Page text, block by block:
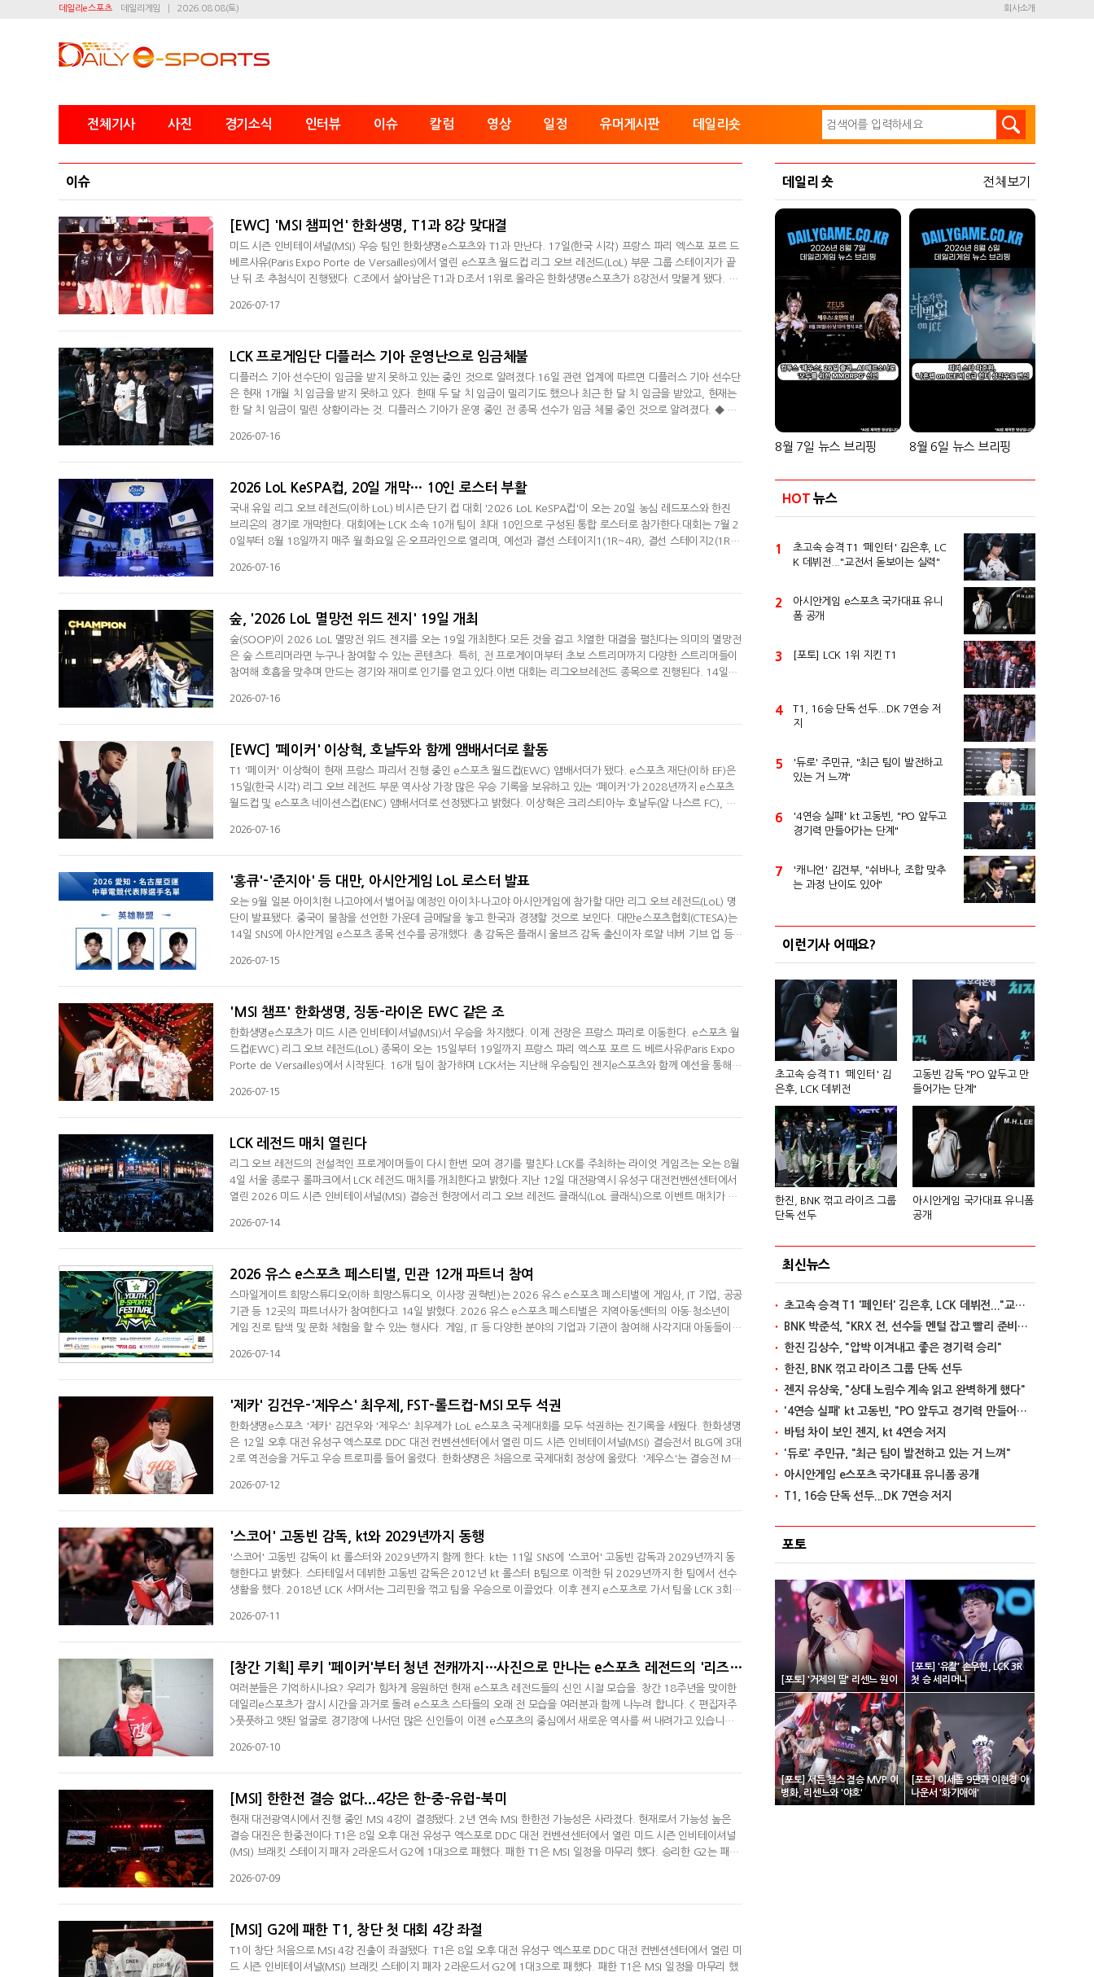
데일리e스포츠 데일리게임 2026.08.08(토) 회사소개
전체기사 사진 경기소식 인터뷰 이슈 칼럼 영상 일정 유머게시판 데일리숏
이슈
[EWC] 'MSI 챔피언' 한화생명, T1과 8강 맞대결
미드 시즌 인비테이셔널(MSI) 우승 팀인 한화생명e스포츠와 T1과 만난다. 17일(한국 시각) 프랑스 파리 엑스포 포르 드
베르사유(Paris Expo Porte de Versailles)에서 열린 e스포츠 월드컵 리그 오브 레전드(LoL) 부문 그룹 스테이지가 끝
난 뒤 조 추첨식이 진행됐다. C조에서 살아남은 T1과 D조서 1위로 올라온 한화생명e스포츠가 8강전서 맞붙게 됐다. 한
평가받는다. 최근 열린 로드 투 MSI서도 T1에 3대1로 승리했다. 젠지e스포츠는 8강전서 징동 게이밍을 상대한다. 디플
2026-07-17
LCK 프로게임단 디플러스 기아 운영난으로 임금체불
디플러스 기아 선수단이 임금을 받지 못하고 있는 중인 것으로 알려졌다.16일 관련 업계에 따르면 디플러스 기아 선수단
은 현재 1개월 치 임금을 받지 못하고 있다. 한때 두 달 치 임금이 밀리기도 했으나 최근 한 달 치 임금을 받았고, 현재는
한 달 치 임금이 밀린 상황이라는 것. 디플러스 기아가 운영 중인 전 종목 선수가 임금 체불 중인 것으로 알려졌다. ◆ 폭
번 임금체불 사태에 큰 영향을 미친 것으로 보인다. 디플러스 기아 LoL 팀의 경우 '쇼메이커' 허수를 제외한 나머지 4자
2026-07-16
2026 LoL KeSPA컵, 20일 개막… 10인 로스터 부활
국내 유일 리그 오브 레전드(이하 LoL) 비시즌 단기 컵 대회 '2026 LoL KeSPA컵'이 오는 20일 농심 레드포스와 한진
브리온의 경기로 개막한다. 대회에는 LCK 소속 10개 팀이 최대 10인으로 구성된 통합 로스터로 참가한다.대회는 7월 2
0일부터 8월 18일까지 매주 월·화요일 온·오프라인으로 열리며, 예선과 결선 스테이지1(1R~4R), 결선 스테이지2(1R~
선사할 예정이다.조별 예선은 7월 20일부터 27일까지 3일간 온라인으로 진행되며, 각 팀은 다른 그룹에 속한 5개 팀과
2026-07-16
숲, '2026 LoL 멸망전 위드 젠지' 19일 개최
숲(SOOP)이 2026 LoL 멸망전 위드 젠지를 오는 19일 개최한다.모든 것을 걸고 치열한 대결을 펼친다는 의미의 멸망전
은 숲 스트리머라면 누구나 참여할 수 있는 콘텐츠다. 특히, 전 프로게이머부터 초보 스트리머까지 다양한 스트리머들이
참여해 호흡을 맞추며 만드는 경기와 재미로 인기를 얻고 있다.이번 대회는 리그오브레전드 종목으로 진행된다. 14일부
부터 온라인으로 진행되며, 결승전은 8월 1일 일산 킨텍스에서 열리는 하우스 오브 젠지 무대에서 펼쳐진다. 모든 경기
2026-07-16
[EWC] '페이커' 이상혁, 호날두와 함께 앰배서더로 활동
T1 '페이커' 이상혁이 현재 프랑스 파리서 진행 중인 e스포츠 월드컵(EWC) 앰배서더가 됐다. e스포츠 재단(이하 EF)은
15일(한국 시각) 리그 오브 레전드 부문 역사상 가장 많은 우승 기록을 보유하고 있는 '페이커'가 2028년까지 e스포츠
월드컵 및 e스포츠 네이션스컵(ENC) 앰배서더로 선정됐다고 밝혔다. 이상혁은 크리스티아누 호날두(알 나스르 FC), 체
징으로 자리매김했다. 그의 업적은 리그 오브 레전드서 시작됐다"면서 "그의 영향력은 단일 타이틀을 넘어서 확장됐다. e
2026-07-16
'홍큐'-'준지아' 등 대만, 아시안게임 LoL 로스터 발표
오는 9월 일본 아이치현 나고야에서 벌어질 예정인 아이치-나고야 아시안게임에 참가할 대만 리그 오브 레전드(LoL) 명
단이 발표됐다. 중국이 불참을 선언한 가운데 금메달을 놓고 한국과 경쟁할 것으로 보인다. 대만e스포츠협회(CTESA)는
14일 SNS에 아시안게임 e스포츠 종목 선수를 공개했다. 총 감독은 플래시 울브즈 감독 출신이자 로얄 네버 기브 업 등에
'워호스' 천루즈가 지휘봉을 잡는다. LCP에서 활동 중인 선수로 로스터를 구성했다. 탑 라이너는 그라운드 제로 '1Jiang'
2026-07-15
'MSI 챔프' 한화생명, 징동-라이온 EWC 같은 조
한화생명e스포츠가 미드 시즌 인비테이셔널(MSI)서 우승을 차지했다. 이제 전장은 프랑스 파리로 이동한다. e스포츠 월
드컵(EWC) 리그 오브 레전드(LoL) 종목이 오는 15일부터 19일까지 프랑스 파리 엑스포 포르 드 베르사유(Paris Expo
Porte de Versailles)에서 시작된다. 16개 팀이 참가하며 LCK서는 지난해 우승팀인 젠지e스포츠와 함께 예선을 통해
애니원즈 레전드(AG.AL), 징동 게이밍이 나선다. 유럽 LEC서는 G2 e스포츠, 카르민 코프, 모비스타 코이, 아시아-퍼시
2026-07-15
LCK 레전드 매치 열린다
리그 오브 레전드의 전설적인 프로게이머들이 다시 한번 모여 경기를 펼친다.LCK를 주최하는 라이엇 게임즈는 오는 8월
4일 서울 종로구 롤파크에서 LCK 레전드 매치를 개최한다고 밝혔다.지난 12일 대전광역시 유성구 대전컨벤션센터에서
열린 2026 미드 시즌 인비테이셔널(MSI) 결승전 현장에서 리그 오브 레전드 클래식(LoL 클래식)으로 이벤트 매치가 열
른바 '낭만의 시대'에 자주 등장했던 날것의 플레이를 다시 소환한다는 계획이 담겼다.LCK 레전드 매치에 출전할 선수
2026-07-14
2026 유스 e스포츠 페스티벌, 민관 12개 파트너 참여
스마일게이트 희망스튜디오(이하 희망스튜디오, 이사장 권혁빈)는 2026 유스 e스포츠 페스티벌에 게임사, IT 기업, 공공
기관 등 12곳의 파트너사가 참여한다고 14일 밝혔다. 2026 유스 e스포츠 페스티벌은 지역아동센터의 아동·청소년이
게임 진로 탐색 및 문화 체험을 할 수 있는 행사다. 게임, IT 등 다양한 분야의 기업과 기관이 참여해 사각지대 아동들이
셀, 카카오게임즈, 한국콘텐츠진흥원, 아마존웹서비스 등 게임사와 기관, IT기업 등 12곳이 참여한다. 이들은 각각의 전
2026-07-14
'제카' 김건우-'제우스' 최우제, FST-롤드컵-MSI 모두 석권
한화생명e스포츠 '제카' 김건우와 '제우스' 최우제가 LoL e스포츠 국제대회를 모두 석권하는 진기록을 세웠다. 한화생명
은 12일 오후 대전 유성구 엑스포로 DDC 대전 컨벤션센터에서 열린 미드 시즌 인비테이셔널(MSI) 결승전서 BLG에 3대
2로 역전승을 거두고 우승 트로피를 들어 올렸다. 한화생명은 처음으로 국제대회 정상에 올랐다. '제우스'는 결승전 MV
컵), 퍼스트 스탠드에 이어 미드 시즌 인비테이셔널(MSI)서 모두 우승을 차지했다. 이 기록은 사상 최초다. 김건우는 DR
2026-07-12
'스코어' 고동빈 감독, kt와 2029년까지 동행
'스코어' 고동빈 감독이 kt 롤스터와 2029년까지 함께 한다. kt는 11일 SNS에 '스코어' 고동빈 감독과 2029년까지 동
행한다고 밝혔다. 스타테일서 데뷔한 고동빈 감독은 2012년 kt 롤스터 B팀으로 이적한 뒤 2029년까지 한 팀에서 선수
생활을 했다. 2018년 LCK 서머서는 그리핀을 꺾고 팀을 우승으로 이끌었다. 이후 젠지 e스포츠로 가서 팀을 LCK 3회
챔피언십(롤드컵)서는 결승까지 올랐지만 T1에 2대3으로 패해 트로피를 들어올리지 못했다. 현재 진행 중인 LCK서는
2026-07-11
[창간 기획] 루키 '페이커'부터 청년 전캐까지…사진으로 만나는 e스포츠 레전드의 '리즈 시절'
여러분들은 기억하시나요? 우리가 힘차게 응원하던 현재 e스포츠 레전드들의 신인 시절 모습을. 창간 18주년을 맞이한
데일리e스포츠가 잠시 시간을 과거로 돌려 e스포츠 스타들의 오래 전 모습을 여러분과 함께 나누려 합니다. < 편집자주
>풋풋하고 앳된 얼굴로 경기장에 나서던 많은 신인들이 이젠 e스포츠의 중심에서 새로운 역사를 써 내려가고 있습니다.
전드 '페이커' 이상혁입니다.처음으로 프로필 촬영장에 들어선 '페이커' 이상혁. 카메라가 익숙한 지금과는 달리 고개를
2026-07-10
[MSI] 한한전 결승 없다...4강은 한-중-유럽-북미
현재 대전광역시에서 진행 중인 MSI 4강이 결정됐다. 2년 연속 MSI 한한전 가능성은 사라졌다. 현재로서 가능성 높은
결승 대진은 한중전이다.T1은 8일 오후 대전 유성구 엑스포로 DDC 대전 컨벤션센터에서 열린 미드 시즌 인비테이셔널
(MSI) 브래킷 스테이지 패자 2라운드서 G2에 1대3으로 패했다. 패한 T1은 MSI 일정을 마무리 했다. 승리한 G2는 패자
S), G2 e스포츠(LEC)로 결정됐다. 2023년 MSI 방식이 바뀐 이후 4강에 4개의 다른 지역 팀이 올라온 건 이번이 처음이
2026-07-09
[MSI] G2에 패한 T1, 창단 첫 대회 4강 좌절
T1이 창단 처음으로 MSI 4강 진출이 좌절됐다. T1은 8일 오후 대전 유성구 엑스포로 DDC 대전 컨벤션센터에서 열린 미
드 시즌 인비테이셔널(MSI) 브래킷 스테이지 패자 2라운드서 G2에 1대3으로 패했다. 패한 T1은 MSI 일정을 마무리 했
데일리 숏 전체보기
8월 7일 뉴스 브리핑 8월 6일 뉴스 브리핑
HOT 뉴스
1
초고속 승격 T1 '페인터' 김은후, LC
K 데뷔전..."교전서 돋보이는 실력"
2
아시안게임 e스포츠 국가대표 유니
폼 공개
3 [포토] LCK 1위 지킨 T1
4
T1, 16승 단독 선두...DK 7연승 저
지
5
'듀로' 주민규, "최근 팀이 발전하고
있는 거 느껴"
6
'4연승 실패' kt 고동빈, "PO 앞두고
경기력 만들어가는 단계"
7
'캐니언' 김건부, "쉬바나, 조합 맞추
는 과정 난이도 있어"
이런기사 어때요?
초고속 승격 T1 '페인터' 김
은후, LCK 데뷔전
고동빈 감독 "PO 앞두고 만
들어가는 단계"
한진, BNK 꺾고 라이즈 그룹
단독 선두
아시안게임 국가대표 유니폼
공개
최신뉴스
초고속 승격 T1 '페인터' 김은후, LCK 데뷔전..."교전서 돋보이는 실력"
BNK 박준석, "KRX 전, 선수들 멘털 잡고 빨리 준비할 것"
한진 김상수, "압박 이겨내고 좋은 경기력 승리"
한진, BNK 꺾고 라이즈 그룹 단독 선두
젠지 유상욱, "상대 노림수 계속 읽고 완벽하게 했다"
'4연승 실패' kt 고동빈, "PO 앞두고 경기력 만들어가는 단계"
바텀 차이 보인 젠지, kt 4연승 저지
'듀로' 주민규, "최근 팀이 발전하고 있는 거 느껴"
아시안게임 e스포츠 국가대표 유니폼 공개
T1, 16승 단독 선두...DK 7연승 저지
포토
[포토] '거제의 딸' 리센느 원이
[포토] '유칼' 손우현, LCK 3R
첫 승 세리머니
[포토] 서든 챔스 결승 MVP 이
병화, 리센느와 '야호'
[포토] 이세돌 9단과 이현경 아
나운서 '화기애애'